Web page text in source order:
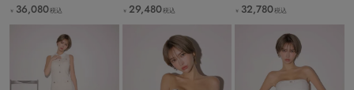
￥ 36,080税込 ￥ 29,480税込 ￥ 32,780税込